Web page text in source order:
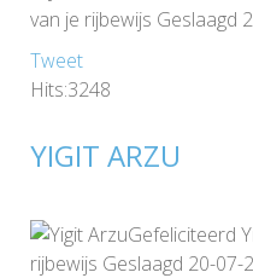
van je rijbewijs Geslaagd
Tweet
Hits:3248
YIGIT ARZU
Gefeliciteerd
rijbewijs Geslaagd 20-07-